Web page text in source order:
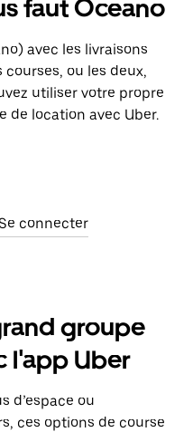
faut Oceano
avec les livraisons
ou les deux,
utiliser votre propre
de location avec Uber.
connecter
groupe
l'app Uber
d’espace ou
ces options de course